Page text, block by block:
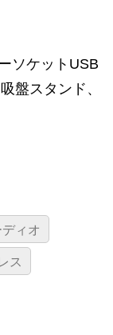
ソケットUSB
盤スタンド、
ィオ
ス